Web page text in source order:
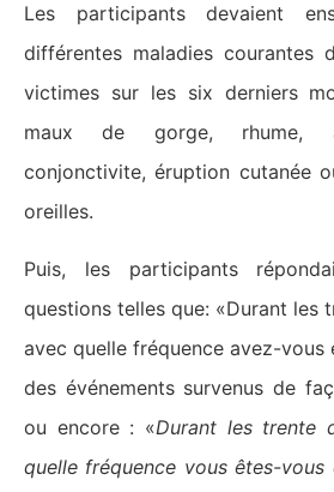
Les participants devaient
différentes maladies courantes
victimes sur les six derniers
maux de gorge, rhume,
conjonctivite, éruption cutanée
oreilles.
Puis, les participants
questions telles que: «Durant les
avec quelle fréquence avez-vous
des événements survenus de
ou encore : «Durant les trente
quelle fréquence vous êtes-